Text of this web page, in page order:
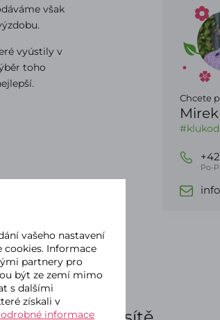
však
vyústily v
toho
Chcete
Po-
vašeho nastavení
cookies. Informace
partnery pro
být ze zemí mimo
s dalšími
získali v
informace